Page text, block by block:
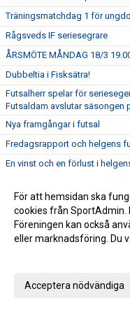
Träningsmatchdag 1 för
Rågsveds IF seriesegrare
ÅRSMÖTE MÅNDAG 18/3
Dubbeltia i Fisksätra!
Futsalherr spelar för
Futsaldam avslutar säsongen
Nya framgångar i futsal
Fredagsrapport och helgens
En vinst och en förlust i
Rågsveds IF VÅRCUP 2019
Helgens dubbel i futsal!
Helgens matcher
Vinst i seriefinal för herrfutsal
För att hemsidan ska
cookies från SportAdmin.
Föreningen kan också
eller marknadsföring. Du
Acceptera nödvändiga